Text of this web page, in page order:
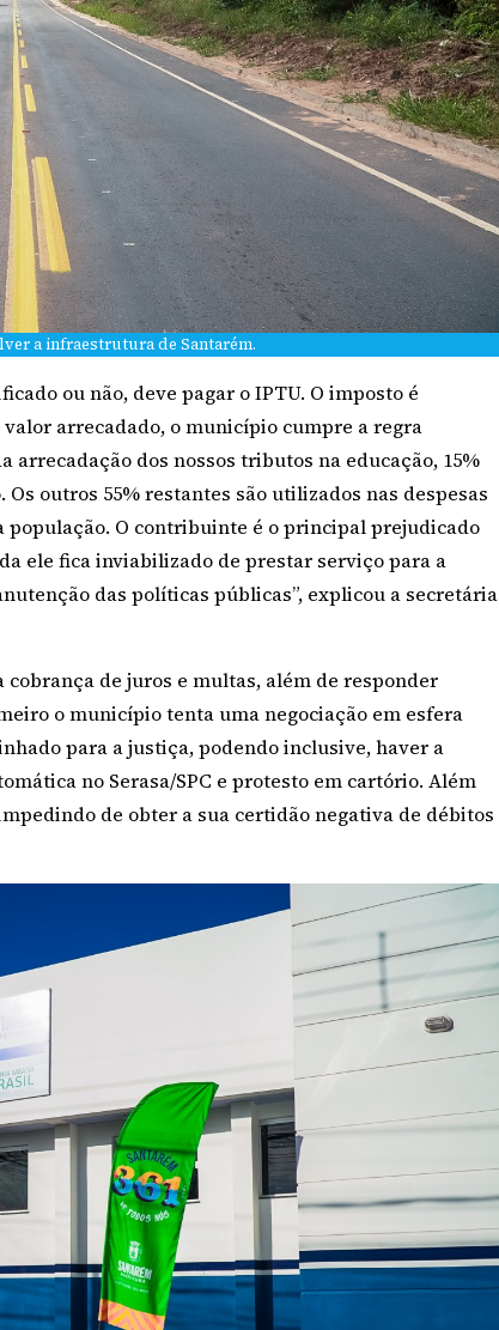
a infraestrutura de Santarém.
ou não, deve pagar o IPTU. O imposto é
arrecadado, o município cumpre a regra
dos nossos tributos na educação, 15%
outros 55% restantes são utilizados nas despesas
população. O contribuinte é o principal prejudicado
ele fica inviabilizado de prestar serviço para a
das políticas públicas”, explicou a secretária
de juros e multas, além de responder
o município tenta uma negociação em esfera
para a justiça, podendo inclusive, haver a
no Serasa/SPC e protesto em cartório. Além
de obter a sua certidão negativa de débitos